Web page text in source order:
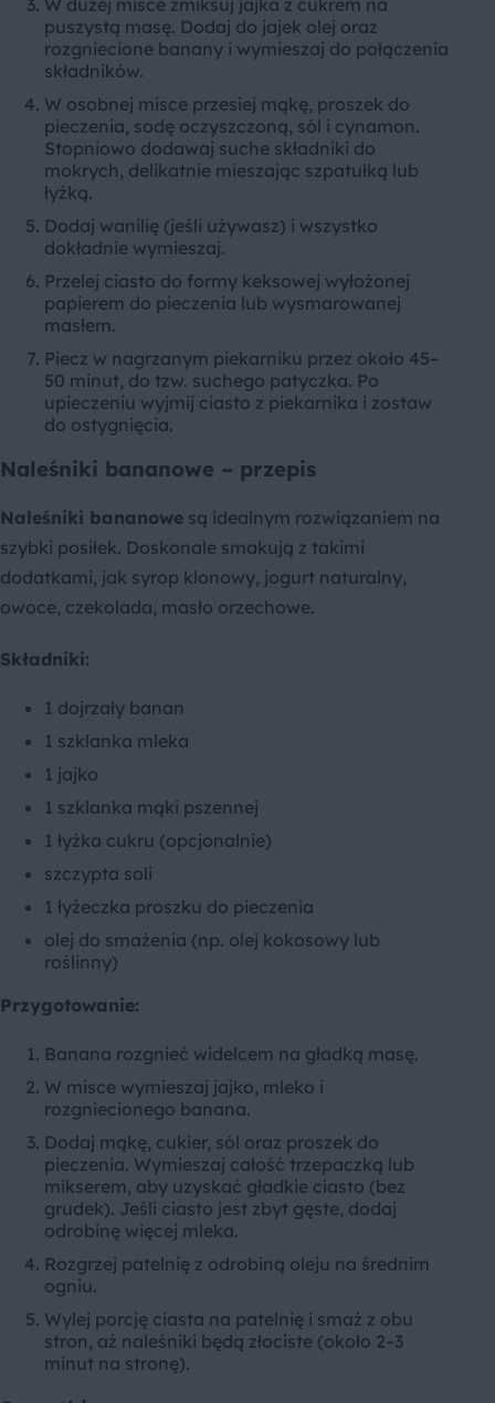
puszystą masę. Dodaj do jajek olej oraz
rozgniecione banany i wymieszaj do połączenia
składników.
W osobnej misce przesiej mąkę, proszek do
pieczenia, sodę oczyszczoną, sól i cynamon.
Stopniowo dodawaj suche składniki do
mokrych, delikatnie mieszając szpatułką lub
łyżką.
Dodaj wanilię (jeśli używasz) i wszystko
dokładnie wymieszaj.
Przelej ciasto do formy keksowej wyłożonej
papierem do pieczenia lub wysmarowanej
masłem.
Piecz w nagrzanym piekarniku przez około 45–
50 minut, do tzw. suchego patyczka. Po
upieczeniu wyjmij ciasto z piekarnika i zostaw
do ostygnięcia.
Naleśniki bananowe – przepis
Naleśniki bananowe są idealnym rozwiązaniem na
szybki posiłek. Doskonale smakują z takimi
dodatkami, jak syrop klonowy, jogurt naturalny,
owoce, czekolada, masło orzechowe.
Składniki:
1 dojrzały banan
1 szklanka mleka
1 jajko
1 szklanka mąki pszennej
1 łyżka cukru (opcjonalnie)
szczypta soli
1 łyżeczka proszku do pieczenia
olej do smażenia (np. olej kokosowy lub
roślinny)
Przygotowanie:
Banana rozgnieć widelcem na gładką masę.
W misce wymieszaj jajko, mleko i
rozgniecionego banana.
Dodaj mąkę, cukier, sól oraz proszek do
pieczenia. Wymieszaj całość trzepaczką lub
mikserem, aby uzyskać gładkie ciasto (bez
grudek). Jeśli ciasto jest zbyt gęste, dodaj
odrobinę więcej mleka.
Rozgrzej patelnię z odrobiną oleju na średnim
ogniu.
Wylej porcję ciasta na patelnię i smaż z obu
stron, aż naleśniki będą złociste (około 2–3
minut na stronę).